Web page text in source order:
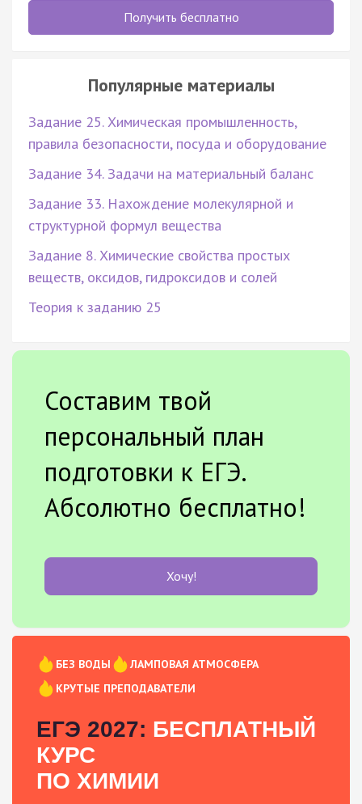
Получить бесплатно
Популярные материалы
Задание 25. Химическая промышленность,
правила безопасности, посуда и оборудование
Задание 34. Задачи на материальный баланс
Задание 33. Нахождение молекулярной и
структурной формул вещества
Задание 8. Химические свойства простых
веществ, оксидов, гидроксидов и солей
Теория к заданию 25
Составим твой
персональный план
подготовки к ЕГЭ.
Абсолютно бесплатно!
Хочу!
БЕЗ ВОДЫ
ЛАМПОВАЯ АТМОСФЕРА
КРУТЫЕ ПРЕПОДАВАТЕЛИ
ЕГЭ 2027: БЕСПЛАТНЫЙ
КУРС
ПО ХИМИИ